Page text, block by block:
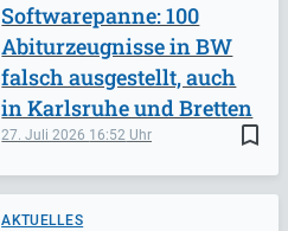
bookmark_border
27. Juli 2026 16:52
Softwarepanne: 100
Abiturzeugnisse in BW
falsch ausgestellt, auch
in Karlsruhe und Bretten
AKTUELLES